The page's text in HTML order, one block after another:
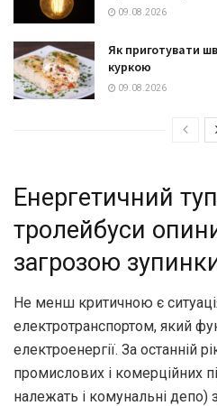
09.08.2026
Як приготувати
куркою
09.08.2026
Енергетичний
тролейбуси
загрозою
Не менш критичною є
електротранспортом, який
електроенергії. За останній
промислових і комерційних
належать і комунальні депо)